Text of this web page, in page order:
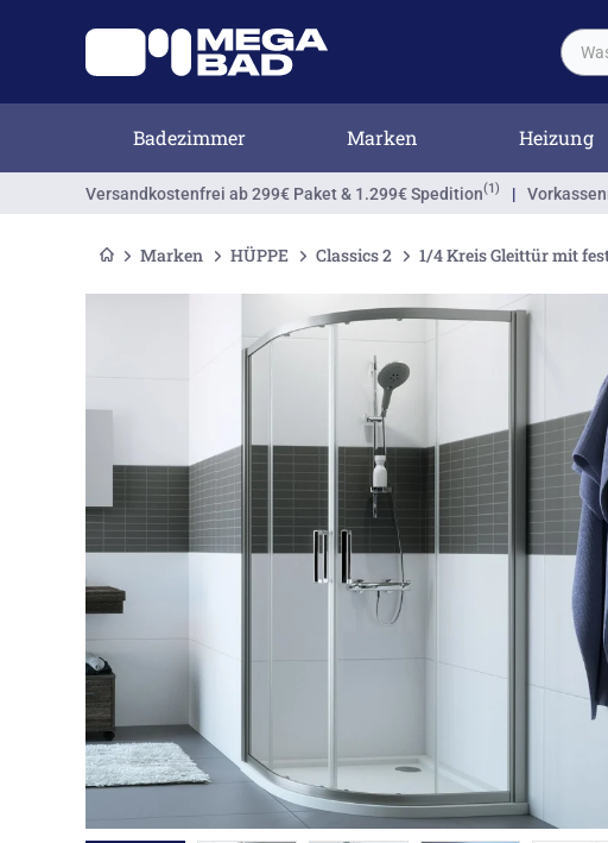
Badezimmer Marken Heizung
Versandkostenfrei ab 299€ Paket & 1.299€ Spedition(1) |
Marken HÜPPE Classics 2 1/4 Kreis Gleittür mit